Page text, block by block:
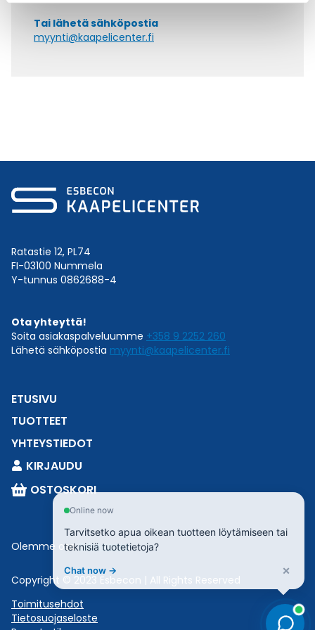
Tai lähetä sähköpostia
myynti@kaapelicenter.fi
Ratastie 12, PL74
FI-03100 Nummela
Y-tunnus 0862688-4
Ota yhteyttä!
Soita asiakaspalveluumme +358 9 2252 260
Lähetä sähköpostia myynti@kaapelicenter.fi
ETUSIVU
TUOTTEET
YHTEYSTIEDOT
KIRJAUDU
OSTOSKORI
Olemme osaEsbeconia.
Copyright © 2023 Esbecon | All Rights Reserved
Toimitusehdot
Tietosuojaseloste
Online now
Tarvitsetko apua oikean tuotteen löytämiseen tai
teknisiä tuotetietoja?
Chat now → ×